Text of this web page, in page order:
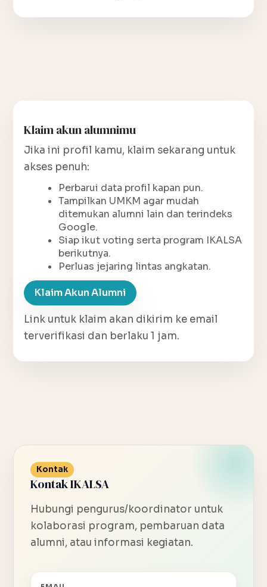
Klaim akun alumnimu
Jika ini profil kamu, klaim sekarang untuk
akses penuh:
Perbarui data profil kapan pun.
Tampilkan UMKM agar mudah
ditemukan alumni lain dan terindeks
Google.
Siap ikut voting serta program IKALSA
berikutnya.
Perluas jejaring lintas angkatan.
Klaim Akun Alumni
Link untuk klaim akan dikirim ke email
terverifikasi dan berlaku 1 jam.
Kontak
Kontak IKALSA
Hubungi pengurus/koordinator untuk
kolaborasi program, pembaruan data
alumni, atau informasi kegiatan.